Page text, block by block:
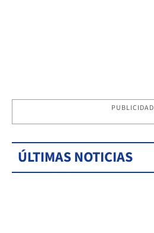
PUBLICIDAD
ÚLTIMAS NOTICIAS